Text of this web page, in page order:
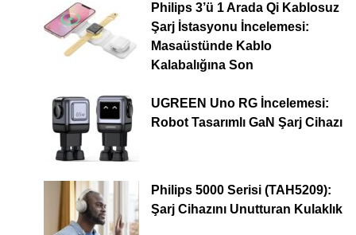
Philips 3’ü 1 Arada Qi Kablosuz
Şarj İstasyonu İncelemesi:
Masaüstünde Kablo
Kalabalığına Son
UGREEN Uno RG İncelemesi:
Robot Tasarımlı GaN Şarj Cihazı
Philips 5000 Serisi (TAH5209):
Şarj Cihazını Unutturan Kulaklık